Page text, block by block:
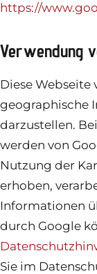
https://
Verwendung
Diese Webseite
geographische
darzustellen.
werden von
Nutzung der
erhoben,
Informationen
durch Google
Sie im